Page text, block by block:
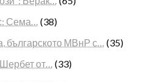
Сема… (38)
българското МВнР с… (35)
от… (33)